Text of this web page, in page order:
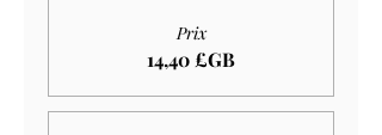
Prix
14,40 £GB